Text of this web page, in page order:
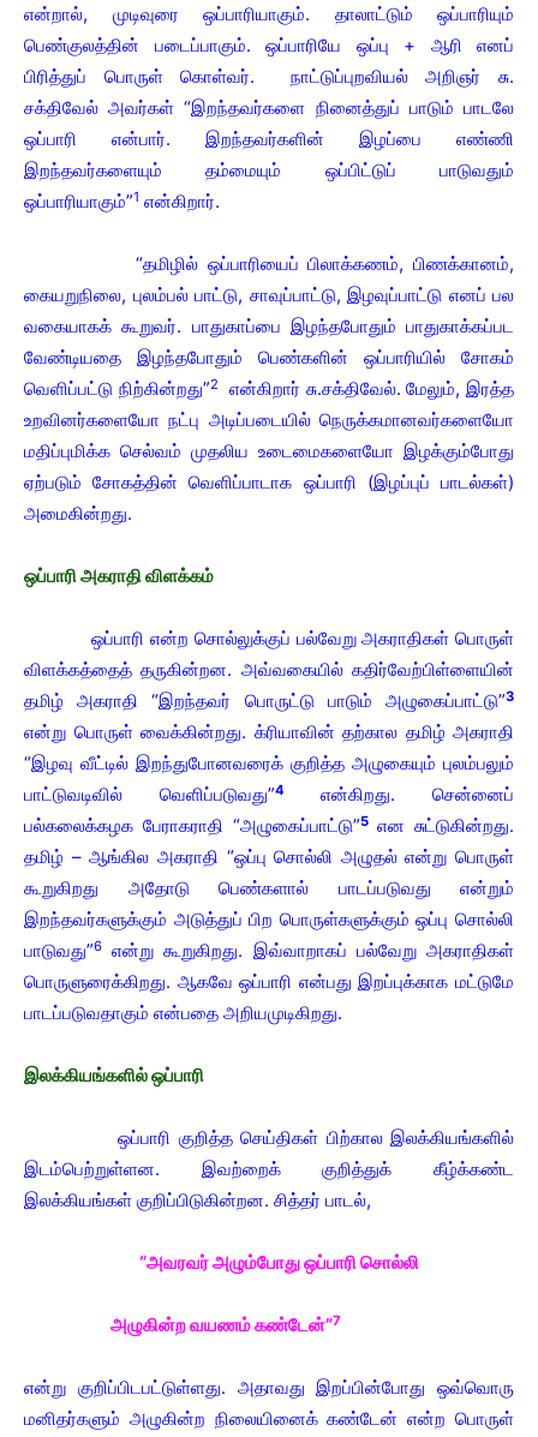
என்றால், முடிவுரை ஒப்பாரியாகும். தாலாட்டும் ஒப்பாரியும்
பெண்குலத்தின் படைப்பாகும். ஒப்பாரியே ஒப்பு + ஆரி எனப்
பிரித்துப் பொருள் கொள்வர். நாட்டுப்புறவியல் அறிஞர் சு.
சக்திவேல் அவர்கள் “இறந்தவர்களை நினைத்துப் பாடும் பாடலே
ஒப்பாரி என்பார். இறந்தவர்களின் இழப்பை எண்ணி
இறந்தவர்களையும் தம்மையும் ஒப்பிட்டுப் பாடுவதும்
ஒப்பாரியாகும்”1 என்கிறார்.
“தமிழில் ஒப்பாரியைப் பிலாக்கணம், பிணக்கானம்,
கையறுநிலை, புலம்பல் பாட்டு, சாவுப்பாட்டு, இழவுப்பாட்டு எனப் பல
வகையாகக் கூறுவர். பாதுகாப்பை இழந்தபோதும் பாதுகாக்கப்பட
வேண்டியதை இழந்தபோதும் பெண்களின் ஒப்பாரியில் சோகம்
வெளிப்பட்டு நிற்கின்றது”2
என்கிறார் சு.சக்திவேல். மேலும், இரத்த
உறவினர்களையோ நட்பு அடிப்படையில் நெருக்கமானவர்களையோ
மதிப்புமிக்க செல்வம் முதலிய உடைமைகளையோ இழக்கும்போது
ஏற்படும் சோகத்தின் வெளிப்பாடாக ஒப்பாரி (இழப்புப் பாடல்கள்)
அமைகின்றது.
ஒப்பாரி அகராதி விளக்கம்
ஒப்பாரி என்ற சொல்லுக்குப் பல்வேறு அகராதிகள் பொருள்
விளக்கத்தைத் தருகின்றன. அவ்வகையில் கதிர்வேற்பிள்ளையின்
தமிழ் அகராதி “இறந்தவர் பொருட்டு பாடும் அழுகைப்பாட்டு”3
என்று பொருள் வைக்கின்றது. க்ரியாவின் தற்கால தமிழ் அகராதி
“இழவு வீட்டில் இறந்துபோனவரைக் குறித்த அழுகையும் புலம்பலும்
பாட்டுவடிவில் வெளிப்படுவது”4என்கிறது. சென்னைப்
பல்கலைக்கழக பேராகராதி “அழுகைப்பாட்டு”5என சுட்டுகின்றது.
தமிழ் – ஆங்கில அகராதி “ஒப்பு சொல்லி அழுதல் என்று பொருள்
கூறுகிறது அதோடு பெண்களால் பாடப்படுவது என்றும்
இறந்தவர்களுக்கும் அடுத்துப் பிற பொருள்களுக்கும் ஒப்பு சொல்லி
பாடுவது”6 என்று கூறுகிறது. இவ்வாறாகப் பல்வேறு அகராதிகள்
பொருளுரைக்கிறது. ஆகவே ஒப்பாரி என்பது இறப்புக்காக மட்டுமே
பாடப்படுவதாகும் என்பதை அறியமுடிகிறது.
இலக்கியங்களில் ஒப்பாரி
ஒப்பாரி குறித்த செய்திகள் பிற்கால இலக்கியங்களில்
இடம்பெற்றுள்ளன. இவற்றைக் குறித்துக் கீழ்க்கண்ட
இலக்கியங்கள் குறிப்பிடுகின்றன. சித்தர் பாடல்,
“அவரவர் அழும்போது ஒப்பாரி சொல்லி
அழுகின்ற வயணம் கண்டேன்”7
என்று குறிப்பிடபட்டுள்ளது. அதாவது இறப்பின்போது ஒவ்வொரு
மனிதர்களும் அழுகின்ற நிலையினைக் கண்டேன் என்ற பொருள்